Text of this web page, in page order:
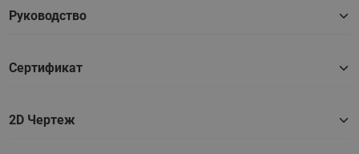
Руководство
Сертификат
2D Чертеж